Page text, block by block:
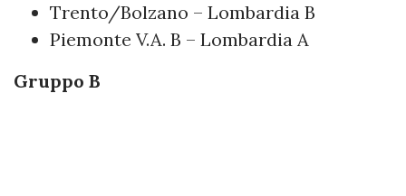
Trento/Bolzano – Lombardia B
Piemonte V.A. B – Lombardia A
Gruppo B